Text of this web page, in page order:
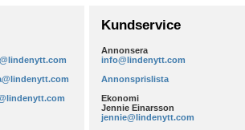
Kundservice
Annonsera
info@lindenytt.com
Annonsprislista
Ekonomi
Jennie Einarsson
jennie@lindenytt.com